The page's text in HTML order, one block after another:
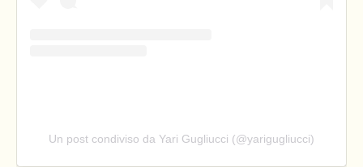
Un post condiviso da Yari Gugliucci (@yarigugliucci)